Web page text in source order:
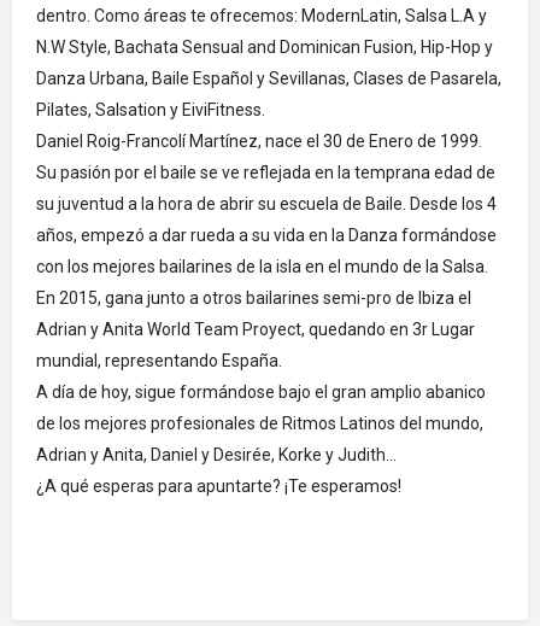
dentro. Como áreas te ofrecemos: ModernLatin, Salsa L.A y
N.W Style, Bachata Sensual and Dominican Fusion, Hip-Hop y
Danza Urbana, Baile Español y Sevillanas, Clases de Pasarela,
Pilates, Salsation y EiviFitness.
Daniel Roig-Francolí Martínez, nace el 30 de Enero de 1999.
Su pasión por el baile se ve reflejada en la temprana edad de
su juventud a la hora de abrir su escuela de Baile. Desde los 4
años, empezó a dar rueda a su vida en la Danza formándose
con los mejores bailarines de la isla en el mundo de la Salsa.
En 2015, gana junto a otros bailarines semi-pro de Ibiza el
Adrian y Anita World Team Proyect, quedando en 3r Lugar
mundial, representando España.
A día de hoy, sigue formándose bajo el gran amplio abanico
de los mejores profesionales de Ritmos Latinos del mundo,
Adrian y Anita, Daniel y Desirée, Korke y Judith...
¿A qué esperas para apuntarte? ¡Te esperamos!